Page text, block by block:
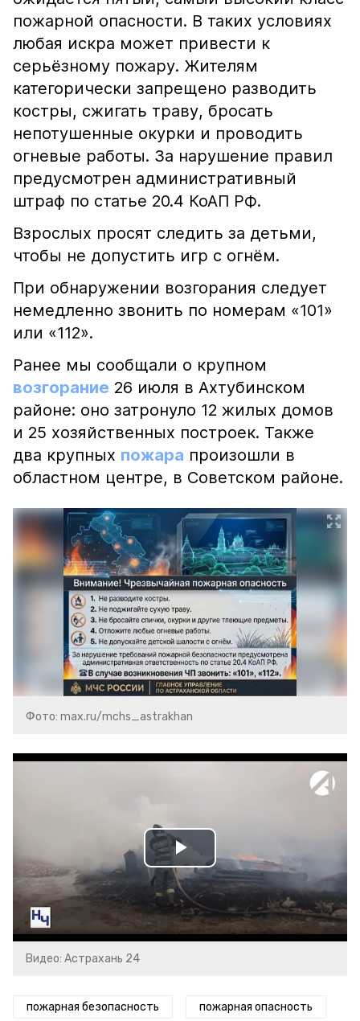
пожарной опасности. В таких условиях
любая искра может привести к
серьёзному пожару. Жителям
категорически запрещено разводить
костры, сжигать траву, бросать
непотушенные окурки и проводить
огневые работы. За нарушение правил
предусмотрен административный
штраф по статье 20.4 КоАП РФ.
Взрослых просят следить за детьми,
чтобы не допустить игр с огнём.
При обнаружении возгорания следует
немедленно звонить по номерам «101»
или «112».
Ранее мы сообщали о крупном
возгорание 26 июля в Ахтубинском
районе: оно затронуло 12 жилых домов
и 25 хозяйственных построек. Также
два крупных пожара произошли в
областном центре, в Советском районе.
Фото: max.ru/mchs_astrakhan
Play
Video
Видео: Астрахань 24
пожарная безопасность пожарная опасность